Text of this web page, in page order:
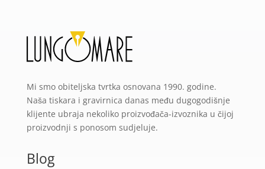
Mi smo obiteljska tvrtka osnovana 1990. godine.
Naša tiskara i gravirnica danas među dugogodišnje
klijente ubraja nekoliko proizvođača-izvoznika u čijoj
proizvodnji s ponosom sudjeluje.
Blog